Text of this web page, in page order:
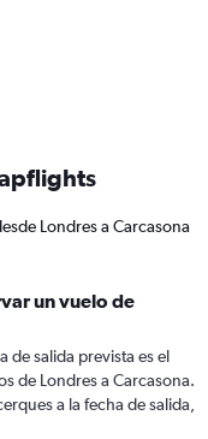
Londres a Carcasona
un vuelo de
de salida prevista es el
de Londres a Carcasona.
a la fecha de salida,